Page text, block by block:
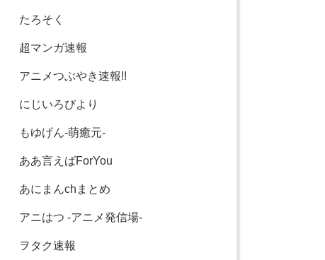
たろそく
超マンガ速報
アニメつぶやき速報!!
にじいろびより
もゆげん-萌癒元-
ああ言えばForYou
あにまんchまとめ
アニはつ -アニメ発信場-
ヲタク速報